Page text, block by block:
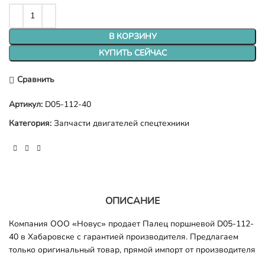
В КОРЗИНУ
КУПИТЬ СЕЙЧАС
Сравнить
Артикул: D05-112-40
Категория: Запчасти двигателей спецтехники
ОПИСАНИЕ
Компания ООО «Новус» продает Палец поршневой D05-112-
40 в Хабаровске с гарантией производителя. Предлагаем
только оригинальный товар, прямой импорт от производителя